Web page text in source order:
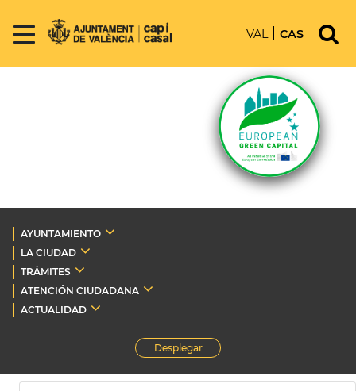
VAL CAS
AYUNTAMIENTO
LA CIUDAD
TRÁMITES
ATENCIÓN CIUDADANA
ACTUALIDAD
Desplegar